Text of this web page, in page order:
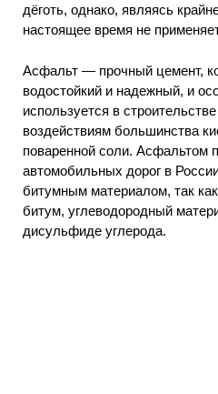
дёготь, однако, являясь
настоящее время не
Асфальт — прочный цемент,
водостойкий и надежный, и
используется в
воздействиям большинства
поваренной соли. Асфальтом
автомобильных дорог в
битумным материалом, так
битум, углеводородный
дисульфиде углерода.